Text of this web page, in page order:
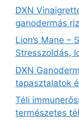
DXN
ganodermás
Lion’s Mane –
Stresszoldás,
DXN
tapasztalatok
Téli
természetes